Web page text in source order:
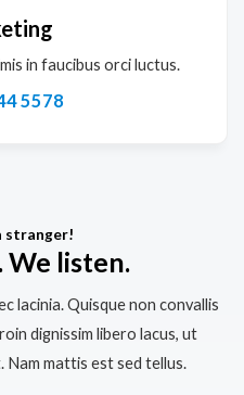
in faucibus orci luctus.
5578
stranger!
We listen.
lacinia. Quisque non convallis
dignissim libero lacus, ut
Nam mattis est sed tellus.